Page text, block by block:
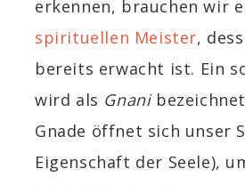
erkennen, brauchen wir
spirituellen Meister,
bereits erwacht ist. Ein
wird als Gnani
Gnade öffnet sich unser
Eigenschaft der Seele),